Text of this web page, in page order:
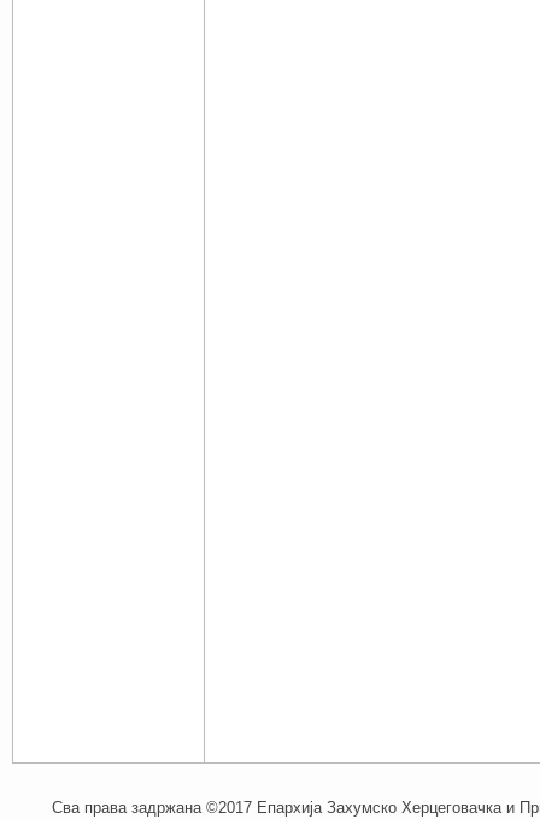
Сва права задржана ©2017 Епархија Захумско Херцеговачка и